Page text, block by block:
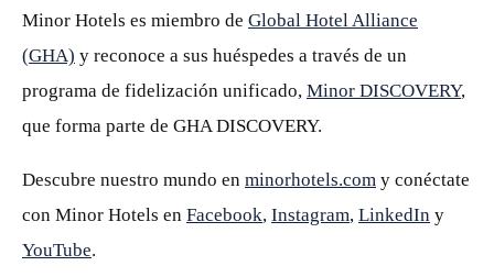
Minor Hotels es miembro de Global Hotel Alliance
(GHA) y reconoce a sus huéspedes a través de un
programa de fidelización unificado, Minor DISCOVERY,
que forma parte de GHA DISCOVERY.
Descubre nuestro mundo en minorhotels.com y conéctate
con Minor Hotels en Facebook, Instagram, LinkedIn y
YouTube.